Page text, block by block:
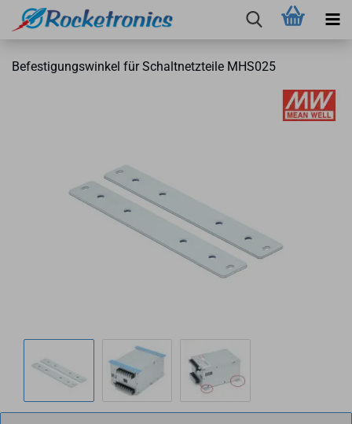
Be­fes­ti­gungs­win­kel für Schalt­netz­tei­le MHS025